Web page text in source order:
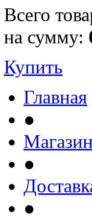
Всего
на сумму:
Купить
Главная
●
Магазин
●
●